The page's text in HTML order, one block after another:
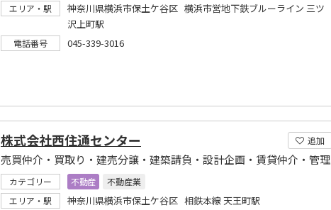
エリア・駅
神奈川県横浜市保土ケ谷区 横浜市営地下鉄ブルーライン 三ツ
沢上町駅
電話番号 045-339-3016
追加
株式会社西住通センター
売買仲介・買取り・建売分譲・建築請負・設計企画・賃貸仲介・管理
カテゴリー 不動産
不動産業
エリア・駅
神奈川県横浜市保土ケ谷区 相鉄本線 天王町駅